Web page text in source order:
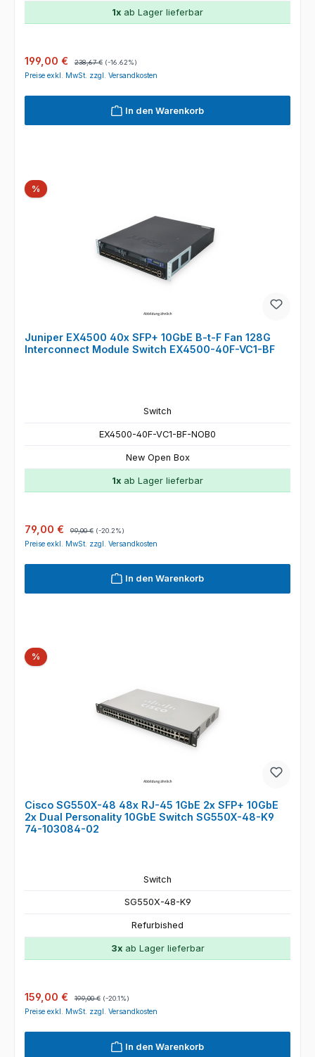
1x ab Lager lieferbar
Verkaufspreis:
199,00 € Regulärer Preis:
238,67 € (-16.62%)
Preise exkl. MwSt. zzgl. Versandkosten
In den Warenkorb
%Rabatt
Juniper EX4500 40x SFP+ 10GbE B-t-F Fan 128G
Interconnect Module Switch EX4500-40F-VC1-BF
Switch
EX4500-40F-VC1-BF-NOB0
New Open Box
1x ab Lager lieferbar
Verkaufspreis:
79,00 € 99,00 € (-20.2%)
Preise exkl. MwSt. zzgl. Versandkosten
In den Warenkorb
%Rabatt
Cisco SG550X-48 48x RJ-45 1GbE 2x SFP+ 10GbE
2x Dual Personality 10GbE Switch SG550X-48-K9
74-103084-02
Switch
SG550X-48-K9
Refurbished
3xab Lager lieferbar
Verkaufspreis:
159,00 € Regulärer Preis:
199,00 € (-20.1%)
Preise exkl. MwSt. zzgl. Versandkosten
In den Warenkorb